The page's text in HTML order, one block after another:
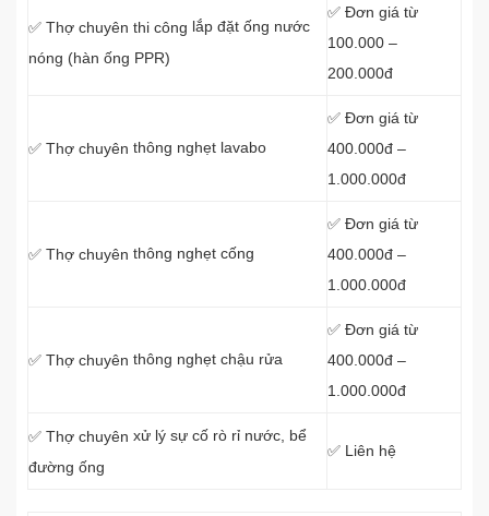
✅ Thợ chuyên thi công lắp đặt ống nước
nóng (hàn ống PPR)
✅ Đơn giá từ
100.000 –
200.000đ
✅ Thợ chuyên thông nghẹt lavabo
✅ Đơn giá từ
400.000đ –
1.000.000đ
✅ Thợ chuyên thông nghẹt cống
✅ Đơn giá từ
400.000đ –
1.000.000đ
✅ Thợ chuyên thông nghẹt chậu rửa
✅ Đơn giá từ
400.000đ –
1.000.000đ
✅ Thợ chuyên xử lý sự cố rò rỉ nước, bể
đường ống
✅ Liên hệ